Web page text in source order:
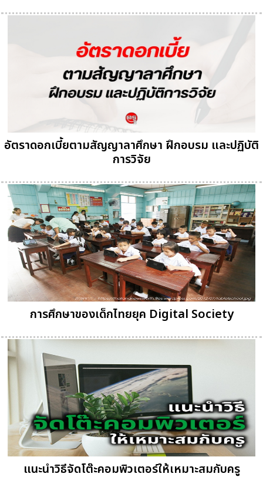
อัตราดอกเบี้ยตามสัญญาลาศึกษา ฝึกอบรม และปฏิบัติ
การวิจัย
การศึกษาของเด็กไทยยุค Digital Society
แนะนำวิธีจัดโต๊ะคอมพิวเตอร์ให้เหมาะสมกับครู